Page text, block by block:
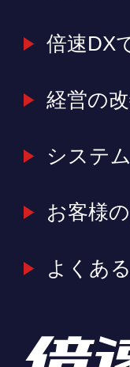
倍速DX
経営の
システ
お客様
よくあ